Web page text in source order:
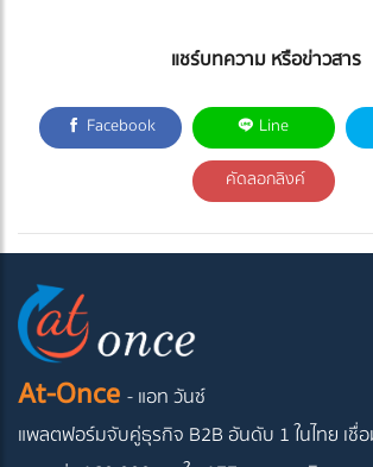
แชร์บทความ หรือข่าวสาร
Facebook Line
คัดลอกลิงค์
At-Once - แอท วันซ์
แพลตฟอร์มจับคู่ธุรกิจ B2B อันดับ 1 ในไทย เชื่